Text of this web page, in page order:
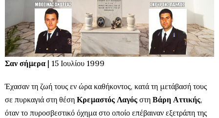
Σαν σήμερα | 15 Ιουλίου 1999
Έχασαν τη ζωή τους εν ώρα καθήκοντος, κατά τη μετάβασή τους
σε πυρκαγιά στη θέση Κρεμαστός Λαγός στη Βάρη Αττικής,
όταν το πυροσβεστικό όχημα στο οποίο επέβαιναν εξετράπη της